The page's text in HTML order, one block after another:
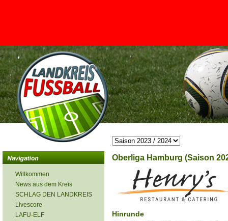
<
Willkommen
News aus dem Kreis
SCHLAG DEN LANDKREIS
Livescore
LAFU-ELF
Oberliga Hamburg (Saison
Hinrunde